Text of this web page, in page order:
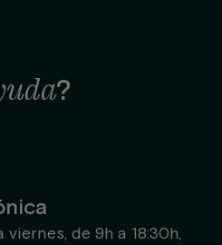
?
de 9h a 18:30h,